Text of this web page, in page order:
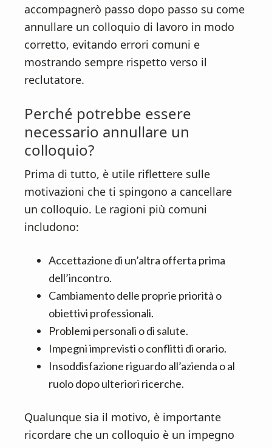
accompagnerò passo dopo passo su come
annullare un colloquio di lavoro in modo
corretto, evitando errori comuni e
mostrando sempre rispetto verso il
reclutatore.
Perché potrebbe essere
necessario annullare un
colloquio?
Prima di tutto, è utile riflettere sulle
motivazioni che ti spingono a cancellare
un colloquio. Le ragioni più comuni
includono:
Accettazione di un’altra offerta prima
dell’incontro.
Cambiamento delle proprie priorità o
obiettivi professionali.
Problemi personali o di salute.
Impegni imprevisti o conflitti di orario.
Insoddisfazione riguardo all’azienda o al
ruolo dopo ulteriori ricerche.
Qualunque sia il motivo, è importante
ricordare che un colloquio è un impegno